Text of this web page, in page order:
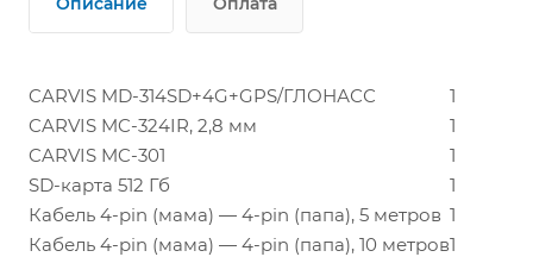
CARVIS MD-314SD+4G+GPS/ГЛОНАСС
1
CARVIS MC-324IR, 2,8 мм
1
CARVIS MC-301
1
SD-карта 512 Гб
1
Кабель 4-pin (мама) — 4-pin (папа), 5 метров 1
Кабель 4-pin (мама) — 4-pin (папа), 10 метров1